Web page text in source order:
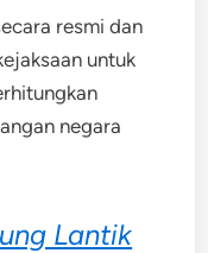
resmi dan
untuk
negara
Lantik